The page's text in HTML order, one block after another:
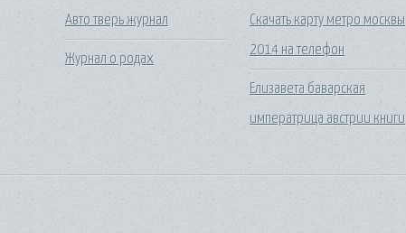
Авто тверь журнал
Журнал о родах
Скачать карту метро москвы
2014 на телефон
Елизавета баварская
императрица австрии книги